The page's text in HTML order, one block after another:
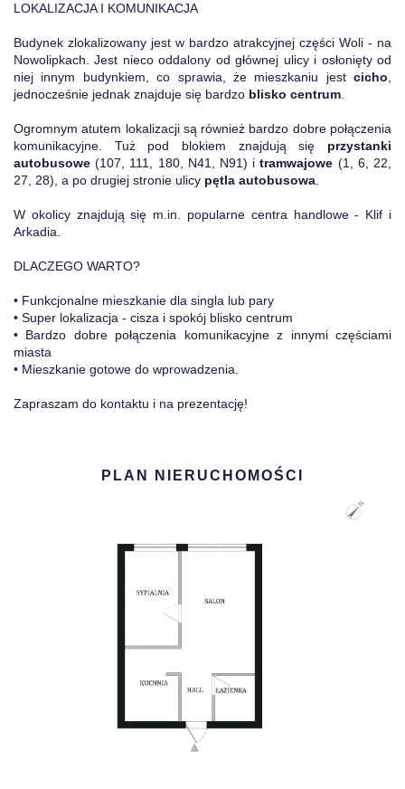
LOKALIZACJA I KOMUNIKACJA
Budynek zlokalizowany jest w bardzo atrakcyjnej części Woli - na
Nowolipkach. Jest nieco oddalony od głównej ulicy i osłonięty od
niej innym budynkiem, co sprawia, że mieszkaniu jest cicho
jednocześnie jednak znajduje się bardzo blisko centrum
Ogromnym atutem lokalizacji są również bardzo dobre połączenia
komunikacyjne. Tuż pod blokiem znajdują się przystanki
autobusowe (107, 111, 180, N41, N91) itramwajowe (1, 6, 22,
27, 28), a po drugiej stronie ulicy pętla autobusowa
W okolicy znajdują się m.in. popularne centra handlowe - Klif i
Arkadia.
DLACZEGO WARTO?
• Funkcjonalne mieszkanie dla singla lub pary
• Super lokalizacja - cisza i spokój blisko centrum
• Bardzo dobre połączenia komunikacyjne z innymi częściami
miasta
• Mieszkanie gotowe do wprowadzenia.
Zapraszam do kontaktu i na prezentację!
PLAN NIERUCHOMOŚCI